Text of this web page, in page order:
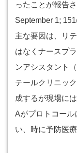
ったことが報告
September 1;
主な要因は、リ
はなくナースプ
ンアシスタント
テールクリニッ
成するが現場に
Aがプロトコー
い、時に予防医